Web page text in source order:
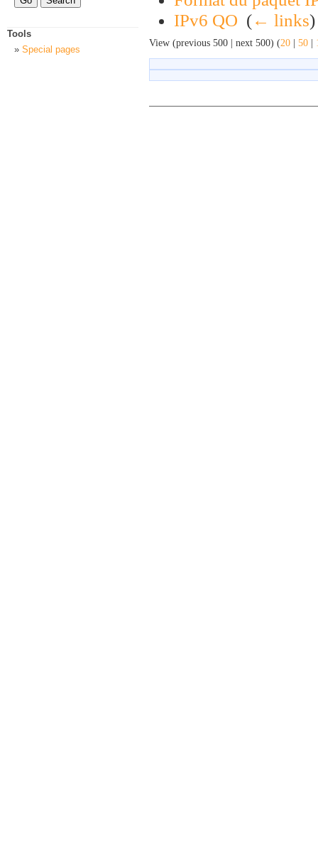
IPv6 QO (← links)
View (previous 500 | next 500) (20 | 50 |
Tools
Special pages